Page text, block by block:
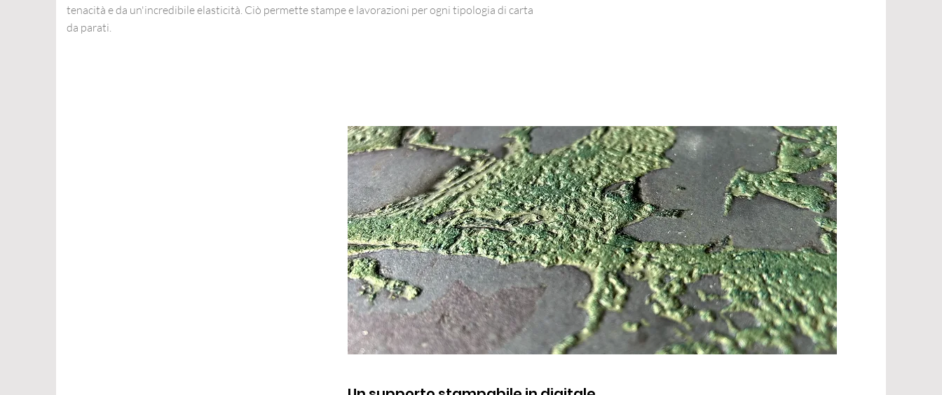
tenacità e da un'incredibile elasticità. Ciò permette stampe e lavorazioni per ogni tipologia di carta
da parati.